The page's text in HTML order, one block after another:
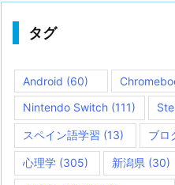
タグ
Android (60)
Nintendo Switch (111)
スペイン語学習 (13) ブロ
心理学 (305) 新潟県 (30)